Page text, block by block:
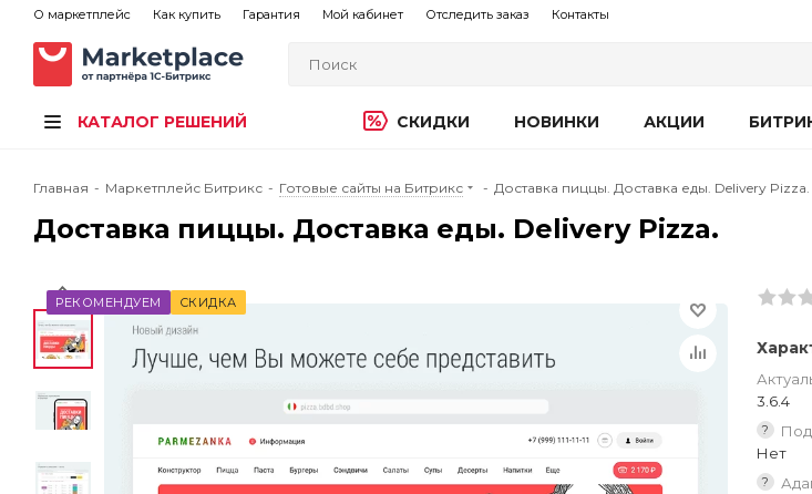
О маркетплейс Как купить Гарантия Мой кабинет Отследить заказ Контакты
КАТАЛОГ РЕШЕНИЙ СКИДКИ НОВИНКИ АКЦИИ
Главная - Маркетплейс Битрикс - Готовые сайты на Битрикс - Доставка пиццы. Доставка еды. Delivery Pizza.
Доставка пиццы. Доставка еды. Delivery Pizza.
РЕКОМЕНДУЕМ СКИДКА
3.6.4
?
Нет
?